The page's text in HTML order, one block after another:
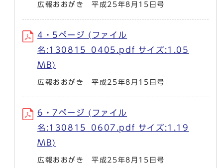
広報おおがき 平成25年8月15日号
4・5ページ (ファイル
名:130815_0405.pdf サイズ:1.05
MB)
広報おおがき 平成25年8月15日号
6・7ページ (ファイル
名:130815_0607.pdf サイズ:1.19
MB)
広報おおがき 平成25年8月15日号